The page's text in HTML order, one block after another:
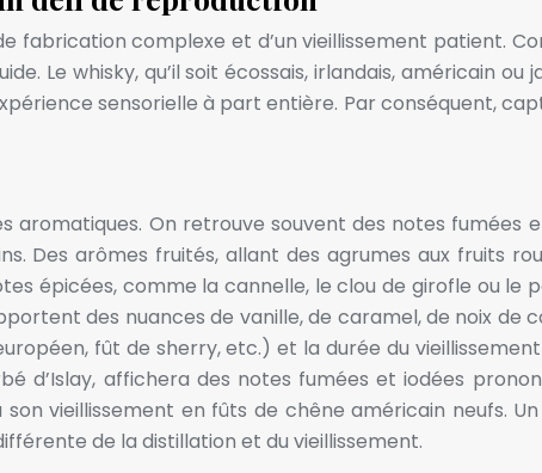
fabrication complexe et d’un vieillissement patient.
whisky, qu’il soit écossais, irlandais, américain ou
sensorielle à part entière. Par conséquent,
aromatiques. On retrouve souvent des notes fumées
Des arômes fruités, allant des agrumes aux fruits
épicées, comme la cannelle, le clou de girofle ou le
des nuances de vanille, de caramel, de noix de
fût de sherry, etc.) et la durée du
d’Islay, affichera des notes fumées et iodées
vieillissement en fûts de chêne américain neufs.
de la distillation et du vieillissement.